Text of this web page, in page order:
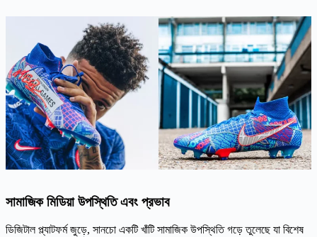
সামাজিক মিডিয়া উপস্থিতি এবং প্রভাব
ডিজিটাল প্ল্যাটফর্ম জুড়ে, সানচো একটি খাঁটি সামাজিক উপস্থিতি গড়ে তুলেছে যা বিশেষ